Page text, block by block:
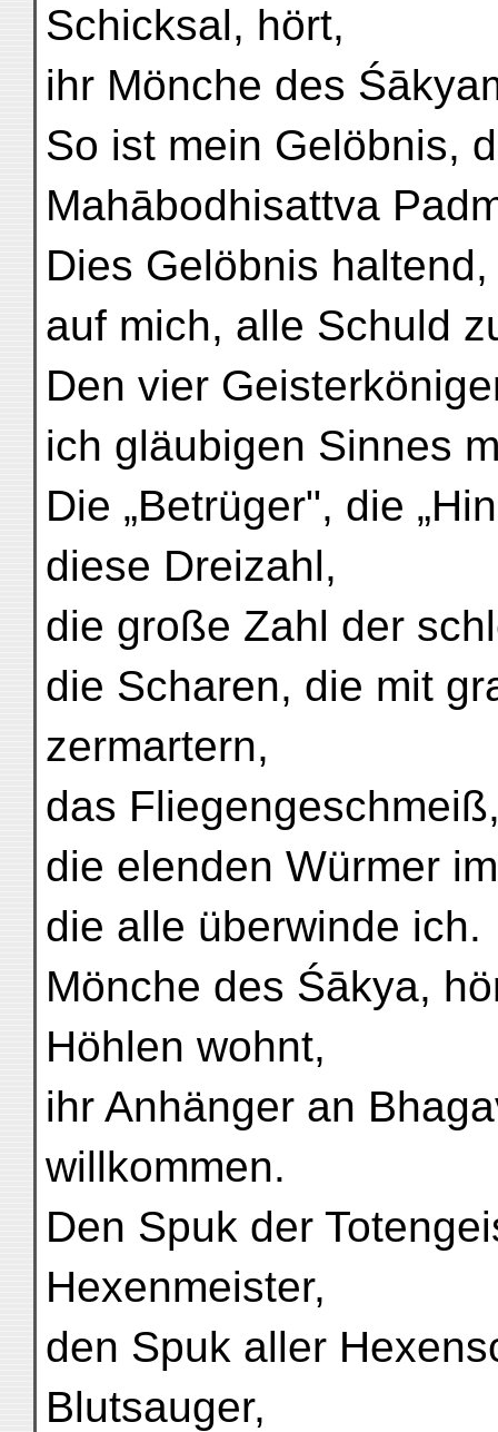
Schicksal, hört,
ihr Mönche des
So ist mein Gelöbnis,
Mahābodhisattva
Dies Gelöbnis
auf mich, alle Schuld
Den vier
ich gläubigen Sinnes
Die „Betrüger", die
diese Dreizahl,
die große Zahl der
die Scharen, die mit
zermartern,
das
die elenden Würmer
die alle überwinde ich.
Mönche des Śākya,
Höhlen wohnt,
ihr Anhänger an
willkommen.
Den Spuk der
Hexenmeister,
den Spuk aller
Blutsauger,